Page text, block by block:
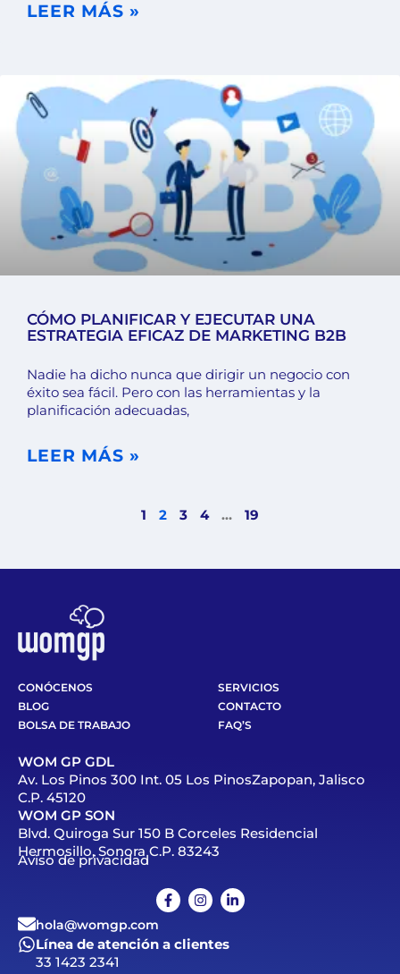
LEER MÁS »
CÓMO PLANIFICAR Y EJECUTAR UNA
ESTRATEGIA EFICAZ DE MARKETING B2B
Nadie ha dicho nunca que dirigir un negocio con
éxito sea fácil. Pero con las herramientas y la
planificación adecuadas,
LEER MÁS »
1 2 3 4 … 19
CONÓCENOS
SERVICIOS
BLOG
CONTACTO
BOLSA DE TRABAJO
FAQ’S
WOM GP GDL
Av. Los Pinos 300 Int. 05 Los PinosZapopan, Jalisco
C.P. 45120
WOM GP SON
Blvd. Quiroga Sur 150 B Corceles Residencial
Hermosillo, Sonora C.P. 83243
Aviso de privacidad
hola@womgp.com
Línea de atención a clientes
33 1423 2341